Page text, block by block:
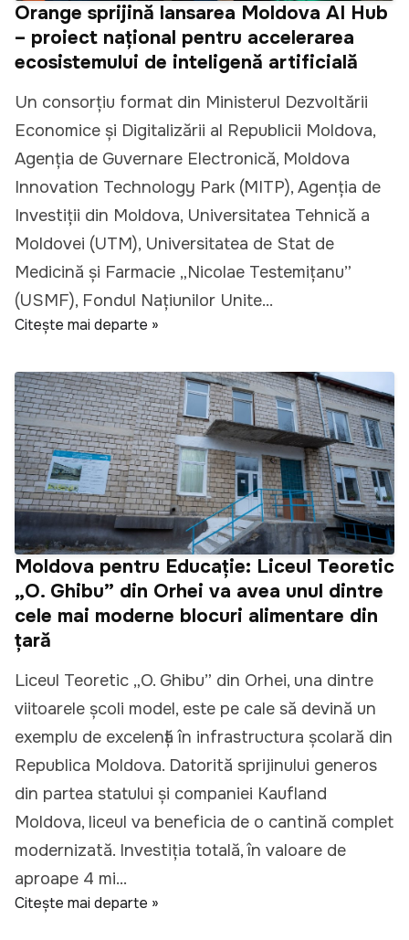
Orange sprijină lansarea Moldova AI Hub
– proiect național pentru accelerarea
ecosistemului de inteligență artificială
Un consorțiu format din Ministerul Dezvoltării
Economice și Digitalizării al Republicii Moldova,
Agenția de Guvernare Electronică, Moldova
Innovation Technology Park (MITP), Agenția de
Investiții din Moldova, Universitatea Tehnică a
Moldovei (UTM), Universitatea de Stat de
Medicină și Farmacie „Nicolae Testemițanu”
(USMF), Fondul Națiunilor Unite...
Citește mai departe »
Moldova pentru Educație: Liceul Teoretic
„O. Ghibu” din Orhei va avea unul dintre
cele mai moderne blocuri alimentare din
țară
Liceul Teoretic „O. Ghibu” din Orhei, una dintre
viitoarele școli model, este pe cale să devină un
exemplu de excelență în infrastructura școlară din
Republica Moldova. Datorită sprijinului generos
din partea statului și companiei Kaufland
Moldova, liceul va beneficia de o cantină complet
modernizată. Investiția totală, în valoare de
aproape 4 mi...
Citește mai departe »